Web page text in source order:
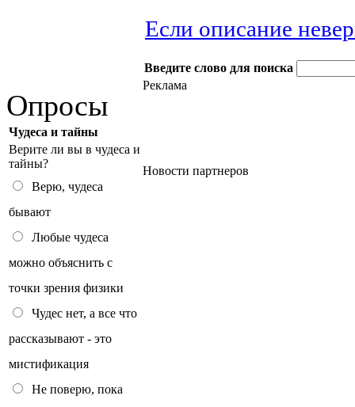
Опросы
Чудеса и тайны
Верите ли вы в чудеса и
тайны?
Верю, чудеса
бывают
Любые чудеса
можно объяснить с
точки зрения физики
Чудес нет, а все что
рассказывают - это
мистификация
Не поверю, пока
Если описание
Введите слово для поиска
Реклама
Новости партнеров